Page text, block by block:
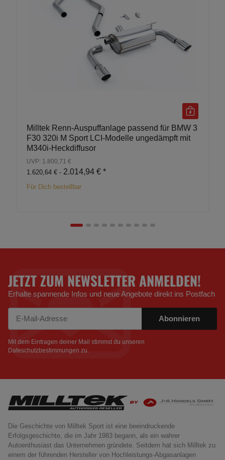
Milltek Renn-Auspuffanlage passend für BMW 3
F30 320i M Sport LCI-Modelle ungedämpft mit
M340i-Heckdiffusor
UVP: 1.800,71 €
1.620,64 € - 2.014,94 € *
Für Dich bestellbar
JETZT ZUM NEWSLETTER ANMELDEN!
Erhalte spannende Infos und neue Angebote direkt ins Postfach
Abonnieren
Mit dem Eintragen deiner Mail stimmst du unseren
Dateschutzbestimmungen zu.
Die Geschichte von Milltek Sport ist eine beeindruckende
Erfolgsgeschichte, die im Jahr 1983 begann, als ein wahrer
Autoenthusiast das Unternehmen gründete. Seitdem hat sich Milltek zu
einem der führenden Hersteller von Hochleistungs-Abgasanlagen